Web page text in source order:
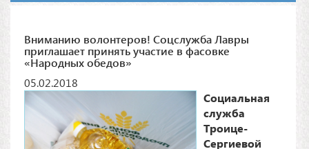
Вниманию волонтеров! Соцслужба Лавры
приглашает принять участие в фасовке
«Народных обедов»
05.02.2018
Социальная
служба
Троице-
Сергиевой